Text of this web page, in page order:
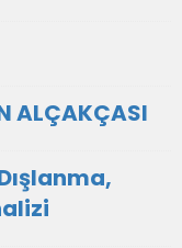
ALÇAKÇASI